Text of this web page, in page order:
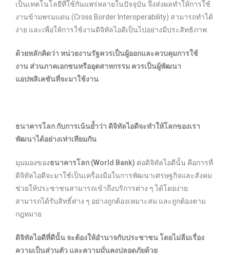
เป็นเทคโนโลยีที่ใช้กันแพร่หลายในปัจจุบัน จึงส่งผลทำให้การใช้
งานข้ามพรมแดน (Cross Border Interoperability) สามารถทำได้
ง่าย และเพื่อให้การใช้งานดิจิทัลไอดีเป็นไปอย่างมีประสิทธิภาพ
ด้วยหลักคิดว่า หน่วยงานรัฐควรเป็นผู้ออกและควบคุมการใช้
งาน ส่วนภาคเอกชนหรืออุตสาหกรรม ควรเป็นผู้พัฒนา
แอปพลิเคชันที่จะมาใช้งาน
ธนาคารโลก กับการเน้นย้ำว่า ดิจิทัลไอดีจะทำให้โลกของเรา
พัฒนาได้อย่างเท่าเทียมกัน
มุมมองของธนาคารโลก (World Bank) ต่อดิจิทัลไอดีนั้น คือการที่
ดิจิทัลไอดีจะมาใช้เป็นเครื่องมือในการพัฒนาเศรษฐกิจและสังคม
ช่วยให้ประชาชนสามารถเข้าถึงบริการต่าง ๆ ได้โดยง่าย
สามารถได้รับสิทธิ์ต่าง ๆ อย่างถูกต้องเหมาะสม และถูกต้องตาม
กฎหมาย
ดิจิทัลไอดีที่ดีนั้น จะต้องให้อำนาจกับประชาชน โดยไม่ลืมเรื่อง
ความเป็นส่วนตัว และความมั่นคงปลอดภัยด้วย